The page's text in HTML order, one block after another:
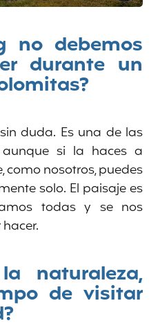
no debemos
durante un
duda. Es una de las
si la haces a
como nosotros, puedes
solo. El paisaje es
todas y se nos
naturaleza,
de visitar